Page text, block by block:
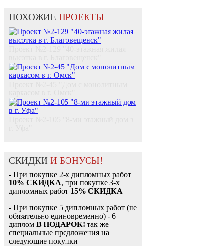
ПОХОЖИЕ ПРОЕКТЫ
СКИДКИ И БОНУСЫ!
- При покупке 2-х дипломных работ
10% СКИДКА, при покупке 3-х
дипломных работ 15% СКИДКА
- При покупке 5 дипломных работ (не
обязательно единовременно) - 6
диплом В ПОДАРОК! так же
специальные предложения на
следующие покупки